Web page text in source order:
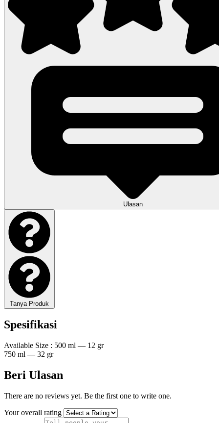
Ulasan
Tanya Produk
Spesifikasi
Available Size : 500 ml — 12 gr
750 ml — 32 gr
Beri Ulasan
There are no reviews yet. Be the first one to write one.
Your overall rating